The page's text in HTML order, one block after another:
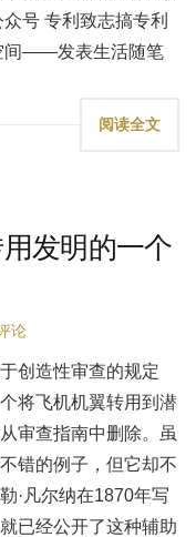
号 专利致志搞专利
间——发表生活随笔
阅读全文
发明的一个
论
创造性审查的规定
将飞机机翼转用到潜
审查指南中删除。虽
错的例子，但它却不
·凡尔纳在1870年写
已经公开了这种辅助